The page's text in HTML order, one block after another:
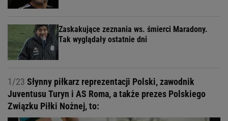
Zaskakujące zeznania ws. śmierci Maradony.
Tak wyglądały ostatnie dni
1/23 Słynny piłkarz reprezentacji Polski, zawodnik
Juventusu Turyn i AS Roma, a także prezes Polskiego
Związku Piłki Nożnej, to: